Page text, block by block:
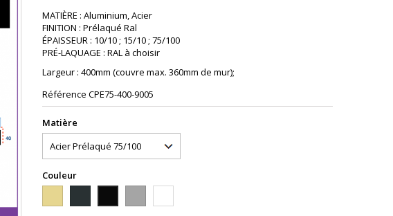
MATIÈRE : Aluminium, Acier
FINITION : Prélaqué Ral
ÉPAISSEUR : 10/10 ; 15/10 ; 75/100
PRÉ-LAQUAGE : RAL à choisir
Largeur : 400mm (couvre max. 360mm de mur);
Référence CPE75-400-9005
Matière
Couleur